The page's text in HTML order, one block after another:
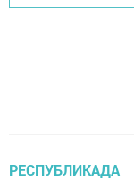
РЕСПУБЛИКАДА